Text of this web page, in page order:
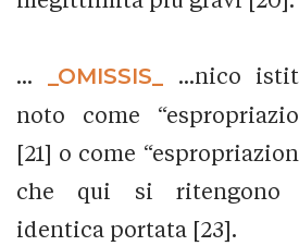
... _OMISSIS_
...nico
noto come
[21] o come
che qui si ritengono
identica portata [23].